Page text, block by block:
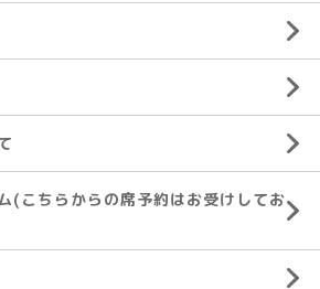
(こちらからの席予約はお受けしてお